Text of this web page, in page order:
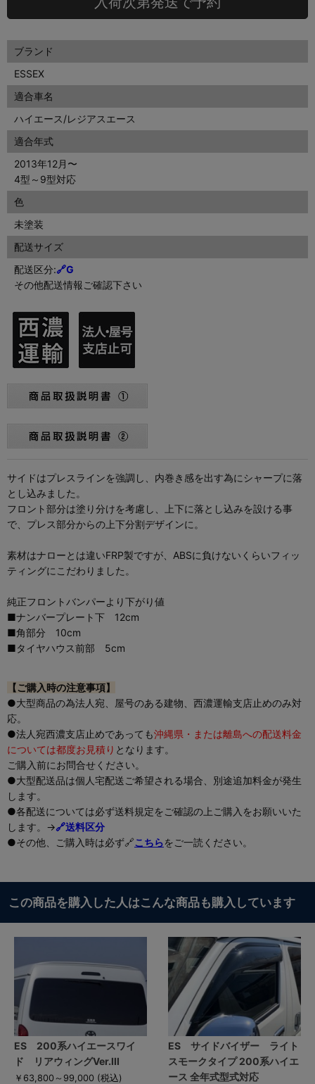
ブランド
ESSEX
適合車名
ハイエース/レジアスエース
適合年式
2013年12月〜
4型～9型対応
色
未塗装
配送サイズ
配送区分:🔗G
その他配送情報ご確認下さい
サイドはプレスラインを強調し、内巻き感を出す為にシャープに落
とし込みました。
フロント部分は塗り分けを考慮し、上下に落とし込みを設ける事
で、プレス部分からの上下分割デザインに。
素材はナローとは違いFRP製ですが、ABSに負けないくらいフィッ
ティングにこだわりました。
純正フロントバンパーより下がり値
■ナンバープレート下 12cm
■角部分 10cm
■タイヤハウス前部 5cm
【ご購入時の注意事項】
●大型商品の為法人宛、屋号のある建物、西濃運輸支店止めのみ対
応。
●法人宛西濃支店止めであっても沖縄県・または離島への配送料金
については都度お見積り となります。
ご購入前にお問合せください。
●大型配送品は個人宅配送ご希望される場合、別途追加料金が発生
します。
●各配送については必ず送料規定をご確認の上ご購入をお願いいた
します。→🔗送料区分
●その他、ご購入時は必ず🔗こちらをご一読ください。
この商品を購入した人はこんな商品も購入しています
ES 200系ハイエースワイ
ド リアウィングVer.III
￥63,800～99,000 (税込)
ES サイドバイザー ライト
スモークタイプ 200系ハイエ
ース 全年式型式対応